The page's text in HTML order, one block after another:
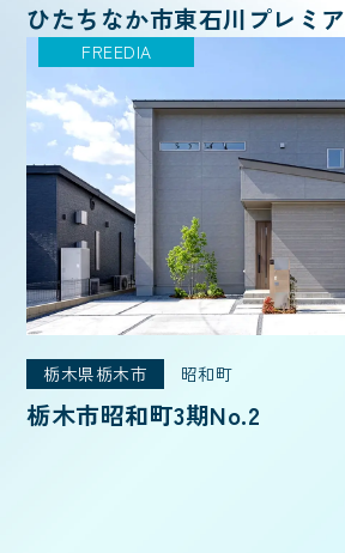
ひたちなか市東石川プレミ
FREEDIA
栃木県栃木市 昭和町
栃木市昭和町3期No.2